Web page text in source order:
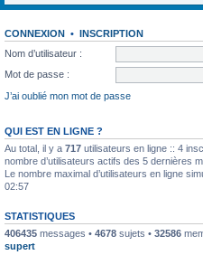
CONNEXION • INSCRIPTION
Nom d’utilisateur :
Mot de passe :
J’ai oublié mon mot de passe
QUI EST EN LIGNE ?
Au total, il y a 717 utilisateurs en ligne :: 4
nombre d’utilisateurs actifs des 5 dernières
Le nombre maximal d’utilisateurs en ligne
02:57
STATISTIQUES
406435 messages • 4678 sujets • 32586
supert